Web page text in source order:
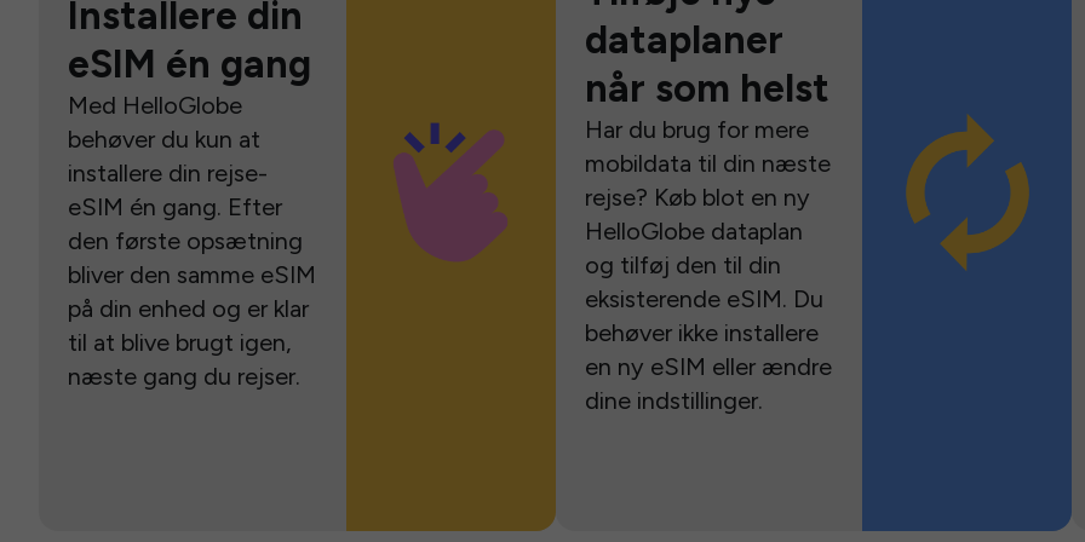
Installere din
eSIM én gang
Med HelloGlobe
behøver du kun at
installere din rejse-
eSIM én gang. Efter
den første opsætning
bliver den samme eSIM
på din enhed og er klar
til at blive brugt igen,
næste gang du rejser.
dataplaner
når som helst
Har du brug for mere
mobildata til din næste
rejse? Køb blot en ny
HelloGlobe dataplan
og tilføj den til din
eksisterende eSIM. Du
behøver ikke installere
en ny eSIM eller ændre
dine indstillinger.